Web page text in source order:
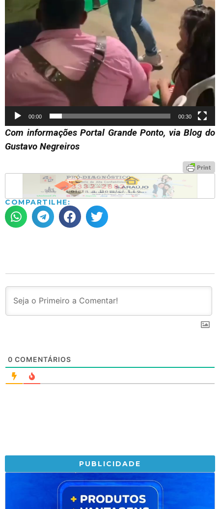
00:00 00:30
Com informações Portal Grande Ponto, via Blog do
Gustavo Negreiros
COMPARTILHE:
0 COMENTÁRIOS
PUBLICIDADE